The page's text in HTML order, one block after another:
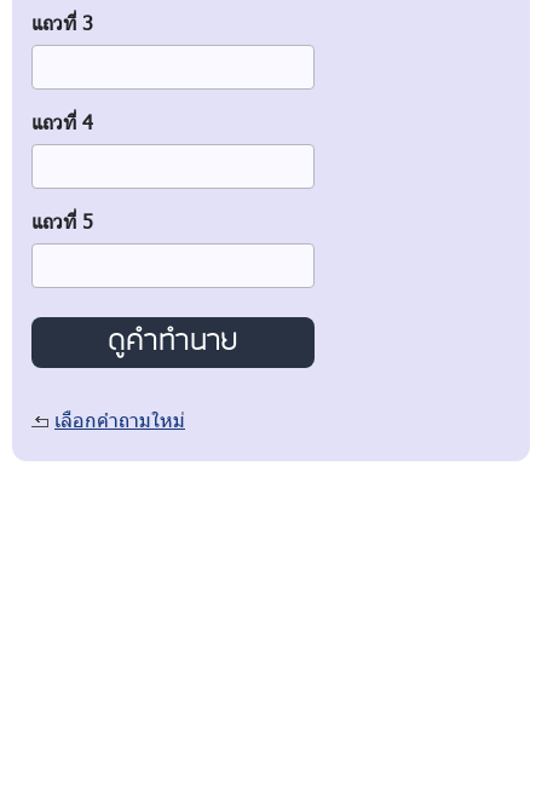
แถวที่ 3
แถวที่ 4
แถวที่ 5
เลือกคำถามใหม่